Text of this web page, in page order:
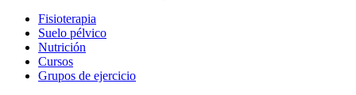
Fisioterapia
Suelo pélvico
Nutrición
Cursos
Grupos de ejercicio